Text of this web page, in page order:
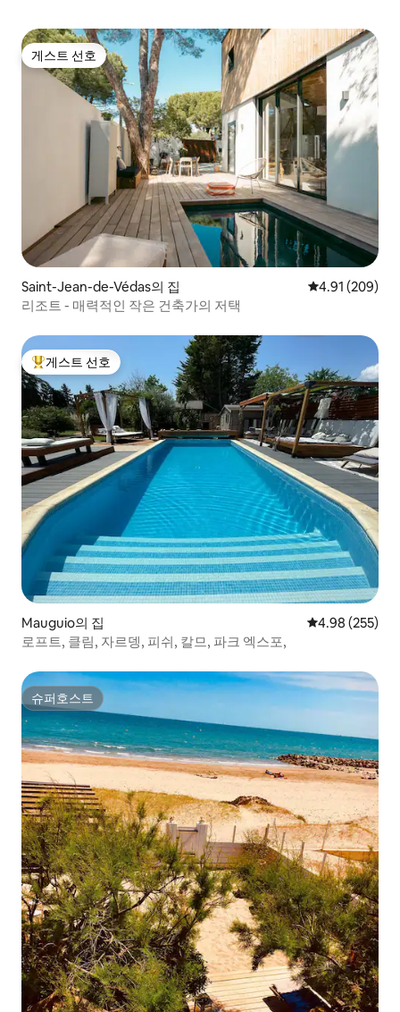
게스트 선호
게스트 선호
Saint-Jean-de-Védas의 집 평점 4.91점(5
4.91 (209)
리조트 - 매력적인 작은 건축가의 저택
상위 게스트 선호
게스트 선호
Mauguio의 집 평점 4.98점(5
4.98 (255)
로프트, 클림, 자르뎅, 피쉬, 칼므, 파크 엑스포,
슈퍼호스트
슈퍼호스트